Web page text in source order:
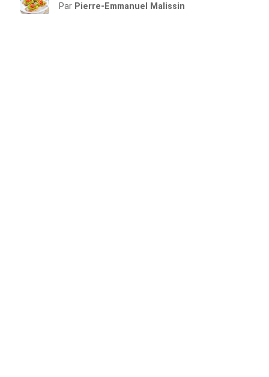
Par Pierre-Emmanuel Malissin